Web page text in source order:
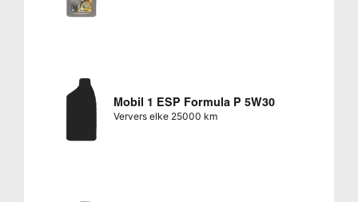
Mobil 1 ESP Formula P 5W30
Ververs elke 25000 km